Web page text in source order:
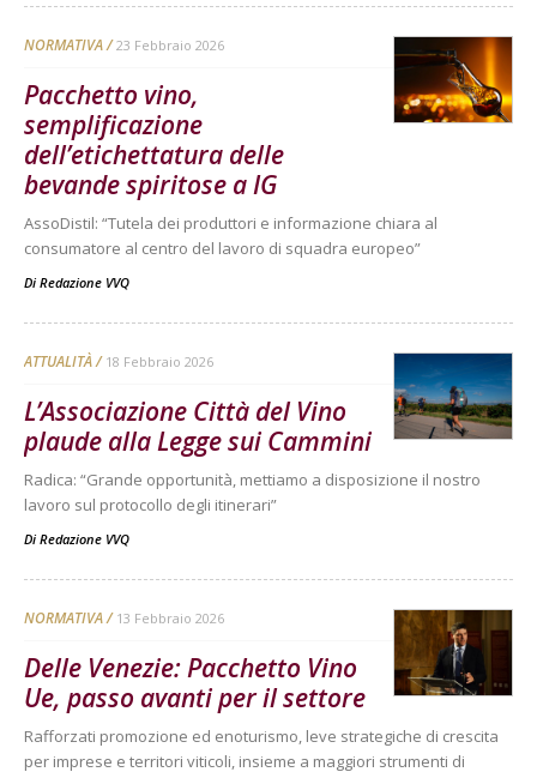
NORMATIVA 23 Febbraio 2026
Pacchetto vino,
semplificazione
dell’etichettatura delle
bevande spiritose a IG
AssoDistil: “Tutela dei produttori e informazione chiara al
consumatore al centro del lavoro di squadra europeo”
Di Redazione VVQ
ATTUALITÀ 18 Febbraio 2026
L’Associazione Città del Vino
plaude alla Legge sui Cammini
Radica: “Grande opportunità, mettiamo a disposizione il nostro
lavoro sul protocollo degli itinerari”
Di Redazione VVQ
NORMATIVA 13 Febbraio 2026
Delle Venezie: Pacchetto Vino
Ue, passo avanti per il settore
Rafforzati promozione ed enoturismo, leve strategiche di crescita
per imprese e territori viticoli, insieme a maggiori strumenti di